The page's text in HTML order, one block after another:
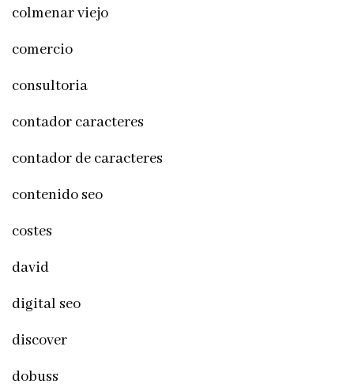
colmenar viejo
comercio
consultoria
contador caracteres
contador de caracteres
contenido seo
costes
david
digital seo
discover
dobuss